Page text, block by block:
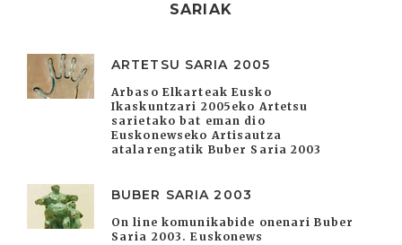
SARIAK
ARTETSU SARIA 2005
Arbaso Elkarteak Eusko
Ikaskuntzari 2005eko Artetsu
sarietako bat eman dio
Euskonewseko Artisautza
atalarengatik Buber Saria 2003
BUBER SARIA 2003
On line komunikabide onenari Buber
Saria 2003. Euskonews